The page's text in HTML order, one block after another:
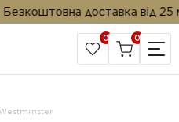
доставка від 25 м²
САЙТ КОМПАНИИ
0 0